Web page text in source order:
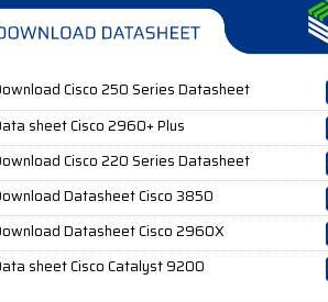
Cisco 250 Series Datasheet
sheet Cisco 2960+ Plus
Cisco 220 Series Datasheet
Datasheet Cisco 3850
Datasheet Cisco 2960X
sheet Cisco Catalyst 9200